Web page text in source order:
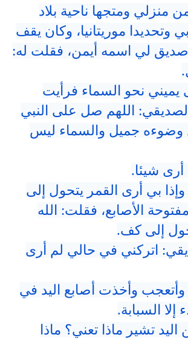
منزلي ومتجها ناحية بلاد
وتحديدا موريتانيا، وكان يقف
لي اسمه أيمن، فقلت له:
نحو السماء فرأيت
اللهم صل على النبي
وضوءه جميل والسماء ليس
شيئا.
بي أرى القمر يتحول إلى
الأصابع، فقلت: الله
إلى كف.
اتركني في حالي لم أرى
وأخذت أصابع اليد في
إلا السبابة.
تشير ماذا تعني؟ ماذا